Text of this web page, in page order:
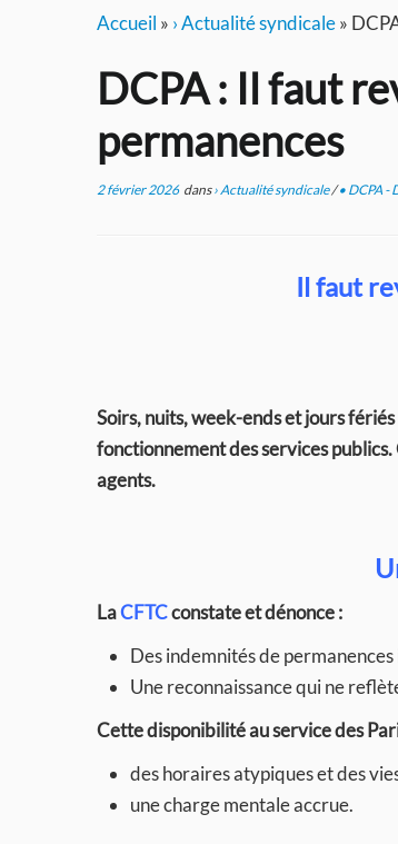
Accueil » › Actualité syndicale»
DCPA : Il faut
permanences
2 février 2026dans› Actualité syndicale/• DCPA -
Il faut
Soirs, nuits, week-ends et jours
fonctionnement des services
agents.
LaCFTCconstate et dénonce :
Des indemnités de
Une reconnaissance qui ne
Cette disponibilité au service des
des horaires atypiques et des
une charge mentale accrue.